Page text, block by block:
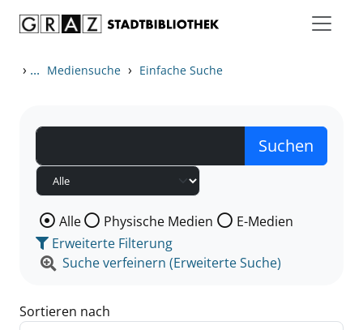
› ... Mediensuche › Einfache Suche
Wählen Sie die Medienart nach der Sie suchen wollen.
Alle Physische Medien
E-Medien
Erweiterte Filterung
Suche verfeinern (Erweiterte Suche)
Sortieren nach